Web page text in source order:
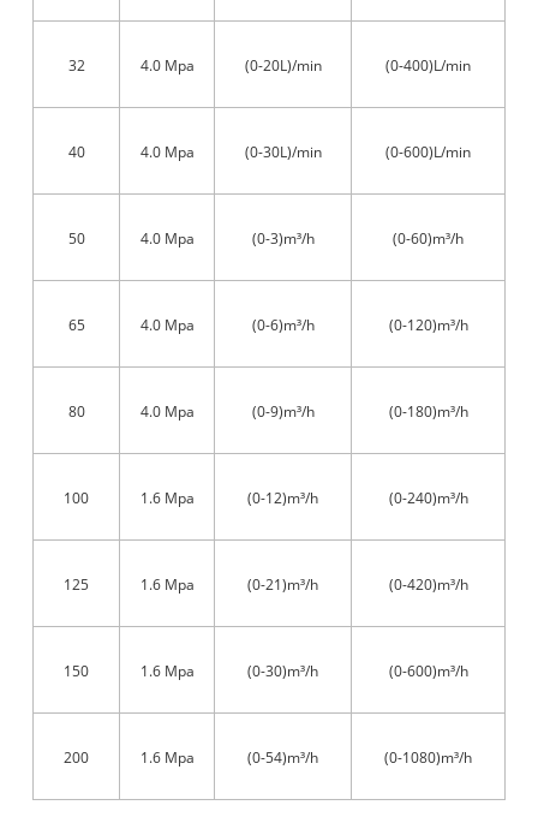
32 4.0 Mpa (0-20L)/min (0-400)L/min
40 4.0 Mpa (0-30L)/min (0-600)L/min
50 4.0 Mpa (0-3)m³/h (0-60)m³/h
65 4.0 Mpa (0-6)m³/h (0-120)m³/h
80 4.0 Mpa (0-9)m³/h (0-180)m³/h
100 1.6 Mpa (0-12)m³/h (0-240)m³/h
125 1.6 Mpa (0-21)m³/h (0-420)m³/h
150 1.6 Mpa (0-30)m³/h (0-600)m³/h
200 1.6 Mpa (0-54)m³/h (0-1080)m³/h